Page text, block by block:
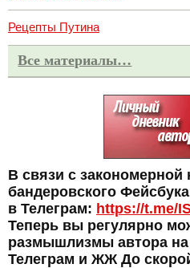
Рецепты Путина
Все материалы…
В связи с закономерной
бандеровского
в Телеграм: https://t.me/
Теперь вы регулярно
размышлизмы автора на
Телеграм и ЖЖ До